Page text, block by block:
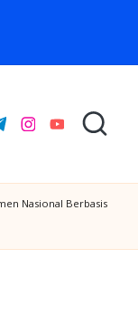
instagram.com
youtube.com
Nasional Berbasis